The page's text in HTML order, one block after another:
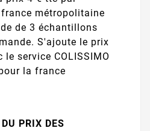
métropolitaine
de 3 échantillons
S'ajoute le prix
service COLISSIMO
la france
PRIX DES